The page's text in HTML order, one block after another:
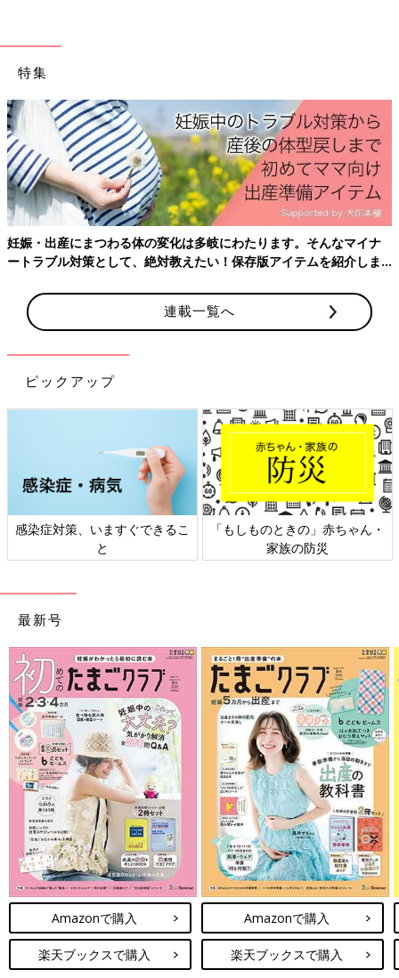
この連載では忙しいママたちのための“時短”で
きる片付けや掃除方法のアイデアをご紹介しま
す。第1回は年末の大掃除にまつわるアイデア
です。 教えてくれたのは…… 生活コラムニスト
／ももせ いづみさん 暮らし、ライフスタイル
を主なテーマとするコラムニスト。子育てをし
ながらフルタイムやフリーランスで働いてきた
経験をもとに、忙しくてもすっきりと豊かに暮
らすアイデアを発信し続けている。
特集
妊娠・出産にまつわる体の変化は多岐にわたります。そんなマイナ
ートラブル対策として、絶対教えたい！保存版アイテムを紹介しま
連載一覧へ
ピックアップ
感染症対策、いますぐできるこ
と
「もしものときの」赤ちゃん・
家族の防災
最新号
Amazonで購入
楽天ブックスで購入
Amazonで購入
楽天ブックスで購入